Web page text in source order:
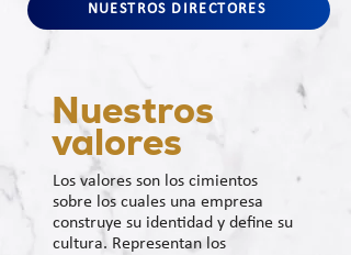
NUESTROS DIRECTORES
Nuestros
valores
Los valores son los cimientos
sobre los cuales una empresa
construye su identidad y define su
cultura. Representan los